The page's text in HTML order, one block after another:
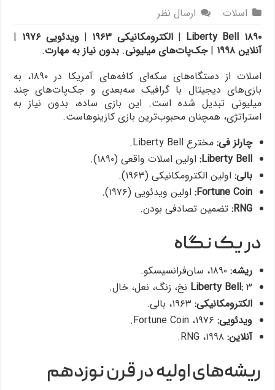
اسلات
ارسال نظر
Liberty Bell ۱۸۹۰ |الکترومکانیکی ۱۹۶۳ |ویدئویی ۱۹۷۶
|
آنلاین ۱۹۹۸
|جک‌پات‌های میلیونی.بدون نیاز به مهارت.
اسلات از دستگاه‌های سکه‌ای کافه‌های آمریکا در ۱۸۹۰، به
بازی‌های دیجیتال با گرافیک سه‌بعدی و جک‌پات‌های چند
میلیونی تبدیل شده است. این بازی ساده، بدون نیاز به
استراتژی، همچنان محبوب‌ترین بازی کازینوهاست.
چارلز فی: مخترع Liberty Bell.
Liberty Bell: اولین اسلات واقعی (۱۸۹۰).
بالی: اولین الکترومکانیکی (۱۹۶۳).
Fortune Coin: اولین ویدئویی (۱۹۷۶).
RNG: تضمین تصادفی بودن.
در یک نگاه
ریشه: ۱۸۹۰، سان‌فرانسیسکو.
Liberty Bell:۳ نخ، زنگ، نعل، خال.
الکترومکانیکی:
ویدئویی:
آنلاین: ۱۹۹۸، RNG.
ریشه‌های اولیه در قرن نوزدهم